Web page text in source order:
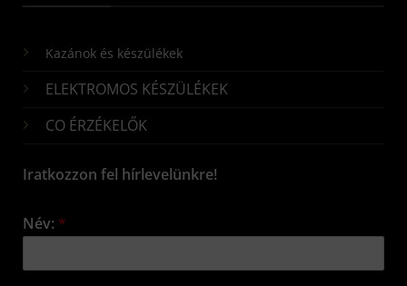
Kazánok és készülékek
ELEKTROMOS KÉSZÜLÉKEK
CO ÉRZÉKELŐK
Iratkozzon fel hírlevelünkre!
Név: *